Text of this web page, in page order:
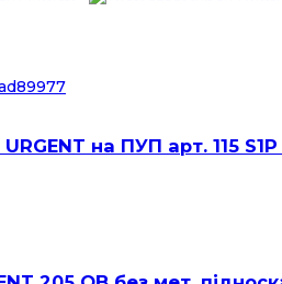
на ПУП арт. 115